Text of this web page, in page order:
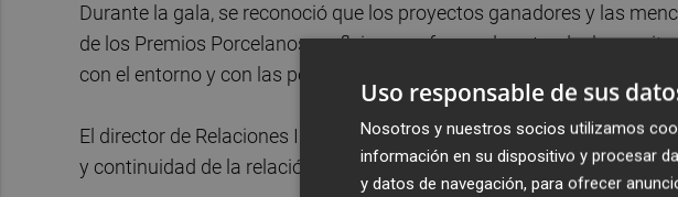
Durante la gala, se reconoció que los proyectos ganadores y las
de los Premios Porcelanosa reflejan una forma de entender la
con el entorno y con las personas.
El director de Relaciones Institucionales del Real Madrid, Emilio
y continuidad de la relación entre el club y Porcelanosa Grupo”.
Uso responsable de sus
Nosotros y nuestros socios utilizamos
información en su dispositivo y procesar
y datos de navegación, para ofrecer